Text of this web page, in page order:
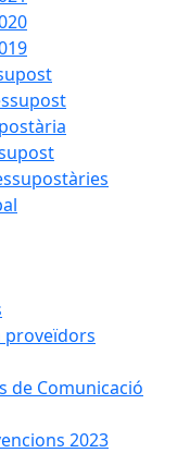
proveïdors
de Comunicació
2023